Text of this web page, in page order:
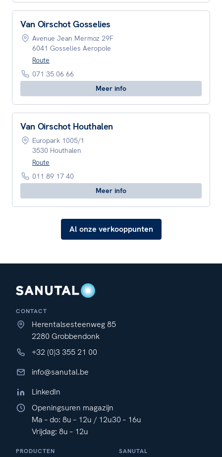
Van Oirschot Gosselies
Avenue Jean Mermoz 29F
6041 Gosselies Aeropole
Route
071 35 06 66
Meer info
Van Oirschot Houthalen
Europark 1005/1
3530 Houthalen
Route
011 89 17 40
Meer info
Al onze verkooppunten
CONTACT
Herentalsesteenweg 85
2280 Grobbendonk
+32 (0)3 355 21 00
info@sanutal.be
LinkedIn
Openingsuren magazijn
Ma – do: 8u – 12u / 12u30 – 16u
Vrijdag: 8u – 12u
PRODUCTEN SANUTAL